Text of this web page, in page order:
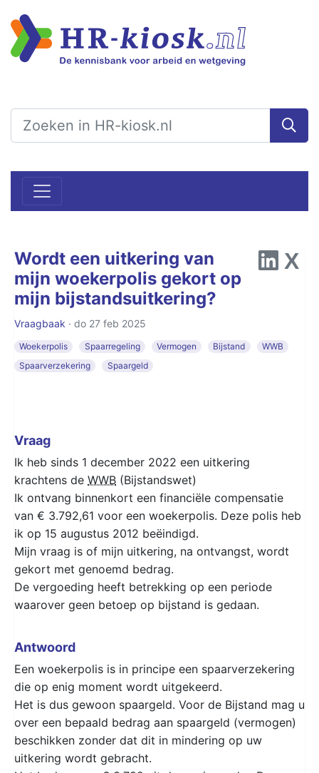
Wordt een uitkering van
mijn woekerpolis gekort op
mijn bijstandsuitkering?
Vraagbaak · do 27 feb 2025
Woekerpolis Spaarregeling Vermogen Bijstand
WWB
Spaarverzekering
Spaargeld
Vraag
Ik heb sinds 1 december 2022 een uitkering
krachtens de WWB (Bijstandswet)
Ik ontvang binnenkort een financiële compensatie
van € 3.792,61 voor een woekerpolis. Deze polis heb
ik op 15 augustus 2012 beëindigd.
Mijn vraag is of mijn uitkering, na ontvangst, wordt
gekort met genoemd bedrag.
De vergoeding heeft betrekking op een periode
waarover geen betoep op bijstand is gedaan.
Antwoord
Een woekerpolis is in principe een spaarverzekering
die op enig moment wordt uitgekeerd.
Het is dus gewoon spaargeld. Voor de Bijstand mag u
over een bepaald bedrag aan spaargeld (vermogen)
beschikken zonder dat dit in mindering op uw
uitkering wordt gebracht.